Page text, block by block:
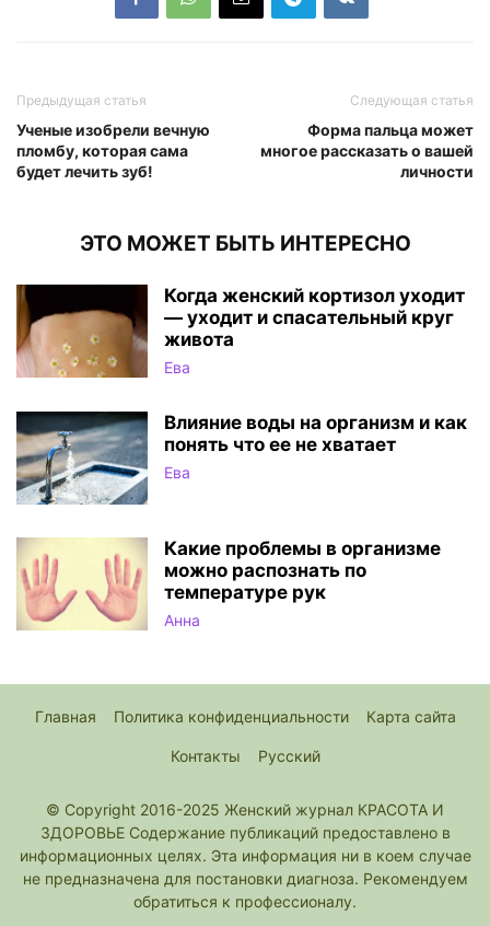
Предыдущая статья
Ученые изобрели вечную
пломбу, которая сама
будет лечить зуб!
Следующая статья
Форма пальца может
многое рассказать о вашей
личности
ЭТО МОЖЕТ БЫТЬ ИНТЕРЕСНО
Когда женский кортизол уходит
— уходит и спасательный круг
живота
Ева
Влияние воды на организм и как
понять что ее не хватает
Ева
Какие проблемы в организме
можно распознать по
температуре рук
Анна
Главная Политика конфиденциальности Карта сайта
Контакты Русский
© Copyright 2016-2025 Женский журнал КРАСОТА И
ЗДОРОВЬЕ Содержание публикаций предоставлено в
информационных целях. Эта информация ни в коем случае
не предназначена для постановки диагноза. Рекомендуем
обратиться к профессионалу.